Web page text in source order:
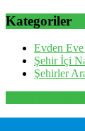
Kategoriler
Evden
Şehir İçi
Şehirler